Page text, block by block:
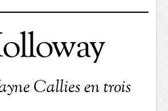
Callies en trois